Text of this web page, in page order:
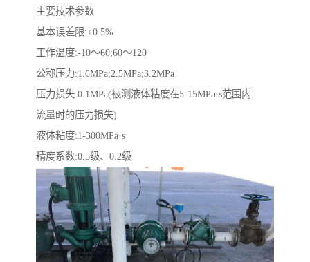
主要技术参数
基本误差限:±0.5%
工作温度:-10～60;60～120
公称压力:1.6MPa;2.5MPa;3.2MPa
压力损失:0.1MPa(被测液体粘度在5-15MPa·s范围内
流量时的压力损失)
液体粘度:1-300MPa·s
精度系数:0.5级、0.2级